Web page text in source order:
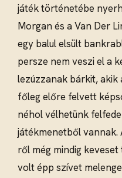
játék történetébe
Morgan és a Van Der
egy balul elsült
persze nem veszi el a
lezúzzanak bárkit, akik
főleg előre felvett
néhol vélhetünk
játékmenetből vannak.
ről még mindig
volt épp szívet